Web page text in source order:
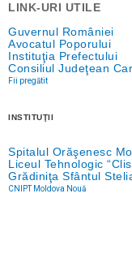
LINK-URI UTILE
Guvernul României
Avocatul Poporului
Instituţia Prefectului
Consiliul Judeţean
Fii pregătit
INSTITUŢII
Spitalul Orăşenesc
Liceul Tehnologic
Grădiniţa Sfântul
CNIPT Moldova Nouă